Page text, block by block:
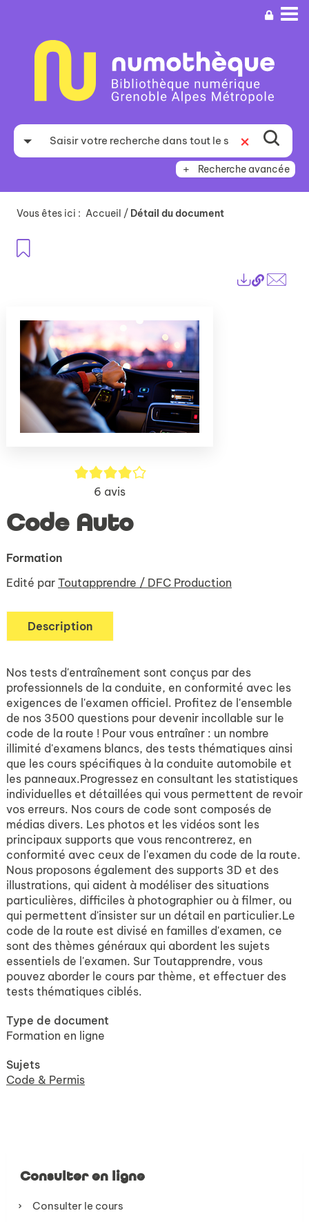
recherche
Recherche avancée
Vous êtes ici : Accueil / Détail du document
Lien
4/5
6 avis
Code Auto
Formation
Edité par Toutapprendre / DFC Production
Description
Nos tests d'entraînement sont conçus par des
professionnels de la conduite, en conformité avec les
exigences de l'examen officiel. Profitez de l'ensemble
de nos 3500 questions pour devenir incollable sur le
code de la route ! Pour vous entraîner : un nombre
illimité d'examens blancs, des tests thématiques ainsi
que les cours spécifiques à la conduite automobile et
les panneaux.Progressez en consultant les statistiques
individuelles et détaillées qui vous permettent de revoir
vos erreurs. Nos cours de code sont composés de
médias divers. Les photos et les vidéos sont les
principaux supports que vous rencontrerez, en
conformité avec ceux de l'examen du code de la route.
Nous proposons également des supports 3D et des
illustrations, qui aident à modéliser des situations
particulières, difficiles à photographier ou à filmer, ou
qui permettent d'insister sur un détail en particulier.Le
code de la route est divisé en familles d'examen, ce
sont des thèmes généraux qui abordent les sujets
essentiels de l'examen. Sur Toutapprendre, vous
pouvez aborder le cours par thème, et effectuer des
tests thématiques ciblés.
Type de document
Formation en ligne
Sujets
Code & Permis
Consulter en ligne
Consulter le cours